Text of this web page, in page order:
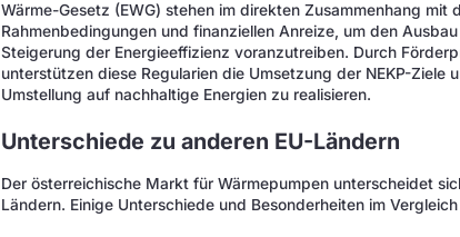
Wärme-Gesetz (EWG) stehen im direkten Zusammenhang mit
Rahmenbedingungen und finanziellen Anreize, um den
Steigerung der Energieeffizienz voranzutreiben. Durch
unterstützen diese Regularien die Umsetzung der NEKP-Ziele
Umstellung auf nachhaltige Energien zu realisieren.
Unterschiede zu anderen EU-Ländern
Der österreichische Markt für Wärmepumpen unterscheidet
Ländern. Einige Unterschiede und Besonderheiten im